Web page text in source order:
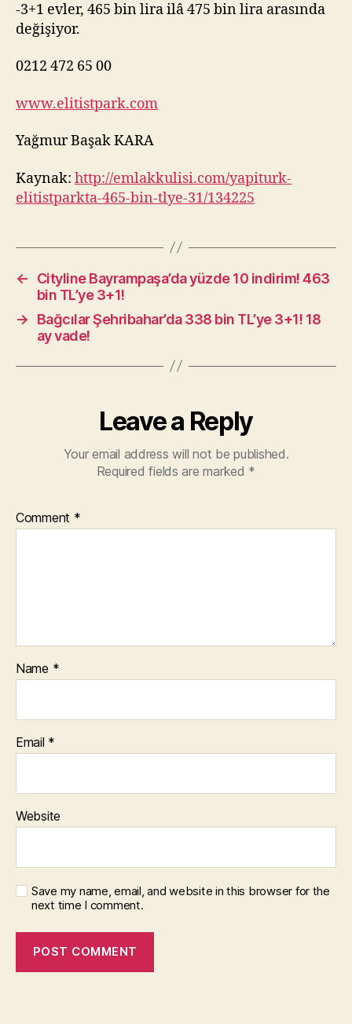
-3+1 evler, 465 bin lira ilâ 475 bin lira arasında
değişiyor.
0212 472 65 00
www.elitistpark.com
Yağmur Başak KARA
Kaynak: http://emlakkulisi.com/yapiturk-
elitistparkta-465-bin-tlye-31/134225
←
Cityline Bayrampaşa’da yüzde 10 indirim! 463
bin TL’ye 3+1!
→
Bağcılar Şehribahar’da 338 bin TL’ye 3+1! 18
ay vade!
Leave a Reply
Your email address will not be published.
Required fields are marked *
Comment *
Name *
Email *
Website
Save my name, email, and website in this browser for the
next time I comment.